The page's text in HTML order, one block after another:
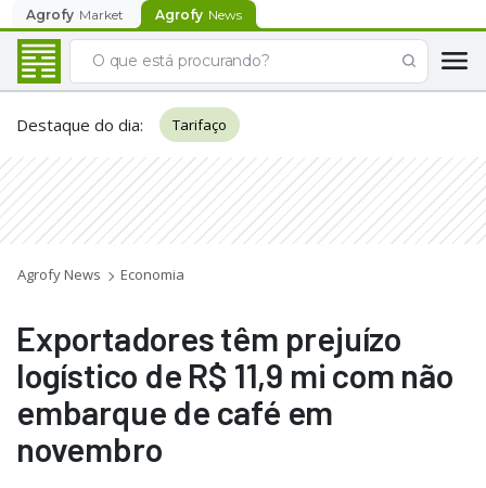
Agrofy Market Agrofy News
Destaque do dia: Tarifaço
Agrofy News Economia
Exportadores têm prejuízo
logístico de R$ 11,9 mi com não
embarque de café em
novembro